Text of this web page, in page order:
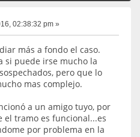
02:38:32 pm »
más a fondo el caso.
si puede irse mucho la
pero que lo
mas complejo.
a un amigo tuyo, por
tramo es funcional...es
por problema en la